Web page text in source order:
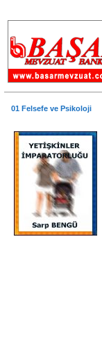
01 Felsefe ve Psikoloji